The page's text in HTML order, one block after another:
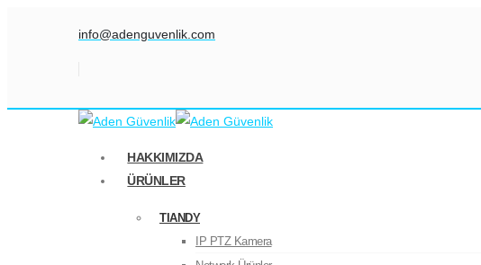
info@adenguvenlik.com
HAKKIMIZDA
ÜRÜNLER
TIANDY
IP PTZ Kamera